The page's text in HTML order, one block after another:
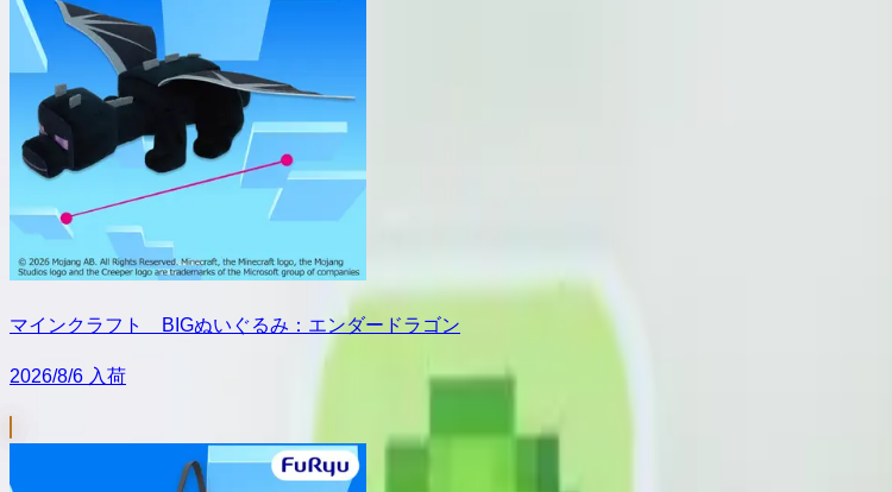
マインクラフト BIGぬいぐるみ：エンダードラゴン
2026/8/6 入荷